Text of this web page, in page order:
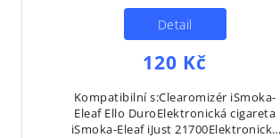
120 Kč
Detail
Kompatibilní s:Clearomizér iSmoka-
Eleaf Ello DuroElektronická cigareta
iSmoka-Eleaf iJust 21700Elektronická